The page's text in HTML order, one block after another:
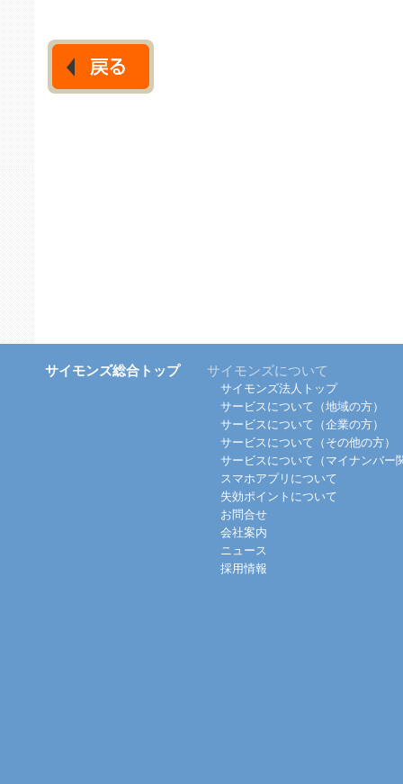
サイモンズ総合トップ サイモンズについて
サイモンズ法人トップ
サービスについて（地域の方）
サービスについて（企業の方）
サービスについて（その他の方）
サービスについて（マイナンバー
スマホアプリについて
失効ポイントについて
お問合せ
会社案内
ニュース
採用情報